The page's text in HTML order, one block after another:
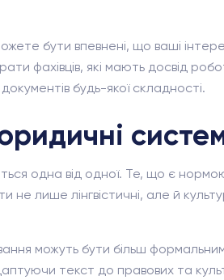
бути впевнені, що ваші
фахівців, які мають досвід
будь-якої складності.
одна від одної. Те, що є
не лише лінгвістичні, але й
можуть бути більш
текст до правових та